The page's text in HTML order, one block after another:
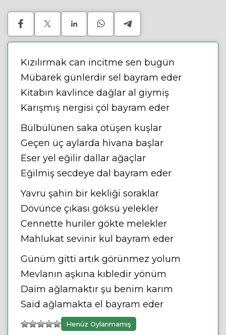
Kızılırmak can incitme sen bugün
Mübarek günlerdir sel bayram eder
Kitabın kavlince dağlar al giymiş
Karışmış nergisi çöl bayram eder
Bülbülünen saka ötüşen kuşlar
Geçen üç aylarda hivana başlar
Eser yel eğilir dallar ağaçlar
Eğilmiş secdeye dal bayram eder
Yavru şahin bir kekliği soraklar
Dövünce çıkası göksü yelekler
Cennette huriler gökte melekler
Mahlukat sevinir kul bayram eder
Günüm gitti artık görünmez yolum
Mevlanın aşkına kıbledir yönüm
Daim ağlamaktır şu benim karım
Said ağlamakta el bayram eder
Henüz Oylanmamış